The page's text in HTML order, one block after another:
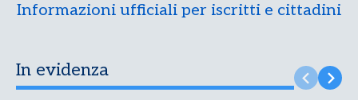
Informazioni ufficiali per iscritti e cittadini
In evidenza